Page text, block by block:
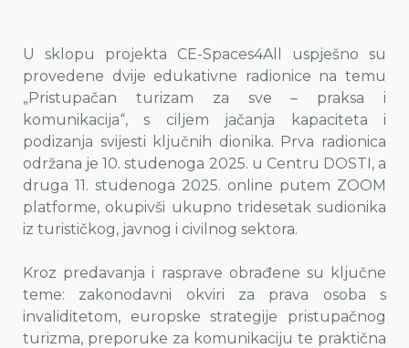
U sklopu projekta CE-Spaces4All uspješno su
provedene dvije edukativne radionice na temu
„Pristupačan turizam za sve – praksa i
komunikacija“, s ciljem jačanja kapaciteta i
podizanja svijesti ključnih dionika. Prva radionica
održana je 10. studenoga 2025. u Centru DOSTI, a
druga 11. studenoga 2025. online putem ZOOM
platforme, okupivši ukupno tridesetak sudionika
iz turističkog, javnog i civilnog sektora.
Kroz predavanja i rasprave obrađene su ključne
teme: zakonodavni okviri za prava osoba s
invaliditetom, europske strategije pristupačnog
turizma, preporuke za komunikaciju te praktična